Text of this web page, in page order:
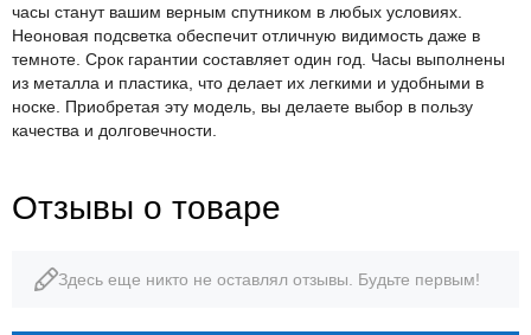
часы станут вашим верным спутником в любых условиях.
Неоновая подсветка обеспечит отличную видимость даже в
темноте. Срок гарантии составляет один год. Часы выполнены
из металла и пластика, что делает их легкими и удобными в
носке. Приобретая эту модель, вы делаете выбор в пользу
качества и долговечности.
Отзывы о товаре
Здесь еще никто не оставлял отзывы. Будьте первым!